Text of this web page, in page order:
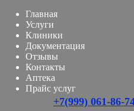
Главная
Услуги
Клиники
Документация
Отзывы
Контакты
Аптека
Прайс услуг
+7(999) 061-86-